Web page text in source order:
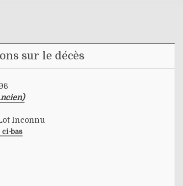
sur le décès
Inconnu
ci-bas